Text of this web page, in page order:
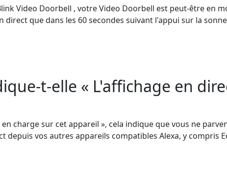
Video Doorbell , votre Video Doorbell est peut-être en
que dans les 60 secondes suivant l'appui sur la
t-elle « L'affichage en
charge sur cet appareil », cela indique que vous ne
vos autres appareils compatibles Alexa, y compris